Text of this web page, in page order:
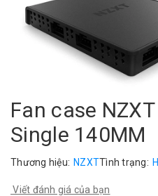
Fan case NZXT
Single 140MM
Thương hiệu: NZXTTình trạng:
Viết đánh giá của bạn